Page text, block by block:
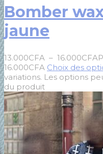
Bomber
jaune
13.000CFA – 16.000CFA
16.000CFA Choix des
variations. Les options
du produit